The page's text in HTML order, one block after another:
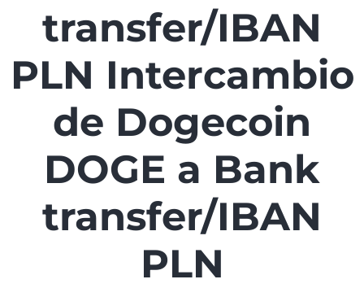
transfer/IBAN
PLN Intercambio
de Dogecoin
DOGE a Bank
transfer/IBAN
PLN